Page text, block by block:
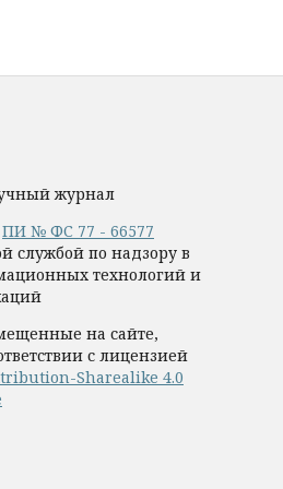
журнал
ПИ № ФС 77 - 66577
службой по надзору в
технологий и
на сайте,
с лицензией
Sharealike 4.0